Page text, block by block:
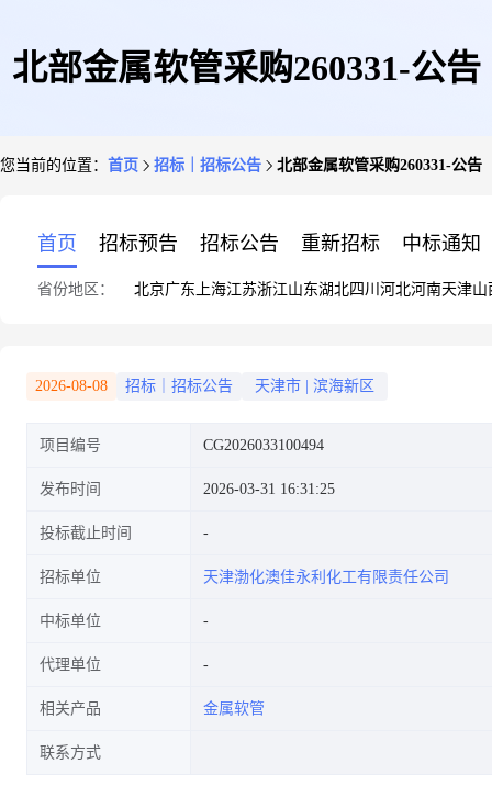
北部金属软管采购260331-公告
您当前的位置： 首页 招标｜招标公告 北部金属软管采购260331-公告
首页 招标预告 招标公告 重新招标 中标通知
省份地区： 北京广东 上海江苏浙江山东湖北四川 河北河南天津山
2026-08-08 招标｜招标公告 天津市 滨海新区
项目编号 CG2026033100494
发布时间 2026-03-31 16:31:25
投标截止时间
招标单位 天津渤化澳佳永利化工有限责任公司
中标单位
代理单位
相关产品 金属软管
联系方式